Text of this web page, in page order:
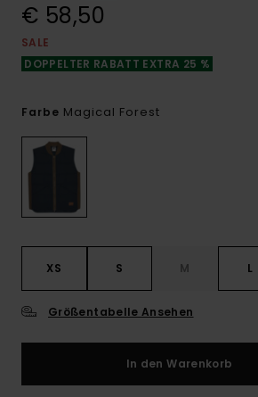
€ 58,50
SALE
DOPPELTER RABATT EXTRA 25 %
Farbe Magical Forest
XS S M L
Größentabelle Ansehen
In den Warenkorb